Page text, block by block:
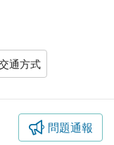
通方式
問題通報